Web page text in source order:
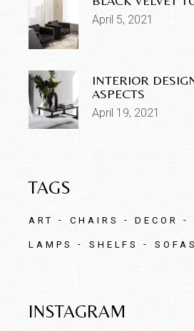
April 5, 2021
INTERIOR
ASPECTS
April 19, 2021
TAGS
ART CHAIRS DECOR
LAMPS SHELFS SOFAS
INSTAGRAM